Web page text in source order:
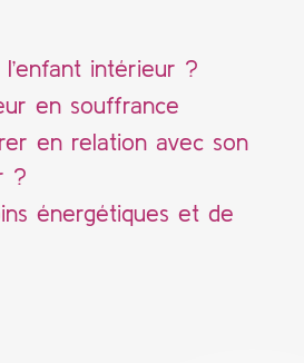
l’enfant intérieur ?
en souffrance
en relation avec son
?
énergétiques et de